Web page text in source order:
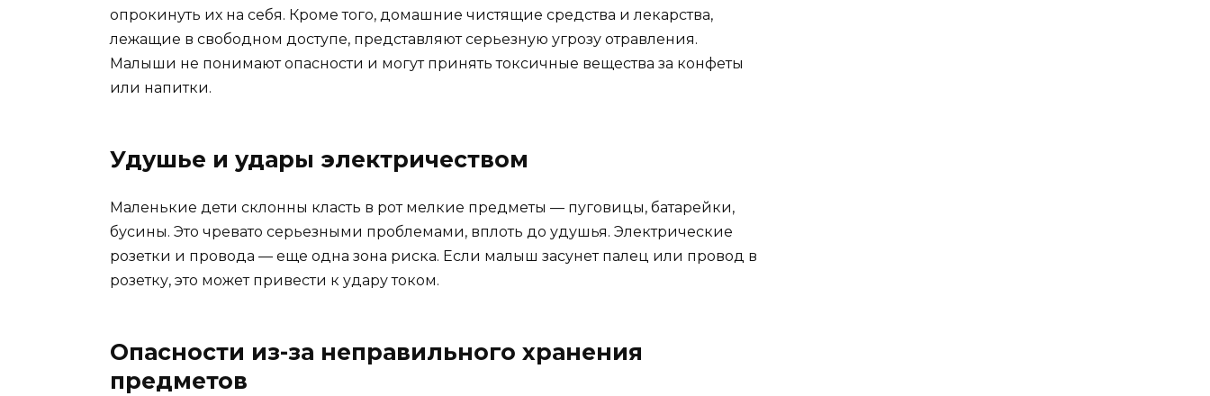
опрокинуть их на себя. Кроме того, домашние чистящие средства и лекарства,
лежащие в свободном доступе, представляют серьезную угрозу отравления.
Малыши не понимают опасности и могут принять токсичные вещества за конфеты
или напитки.
Удушье и удары электричеством
Маленькие дети склонны класть в рот мелкие предметы — пуговицы, батарейки,
бусины. Это чревато серьезными проблемами, вплоть до удушья. Электрические
розетки и провода — еще одна зона риска. Если малыш засунет палец или провод в
розетку, это может привести к удару током.
Опасности из-за неправильного хранения
предметов